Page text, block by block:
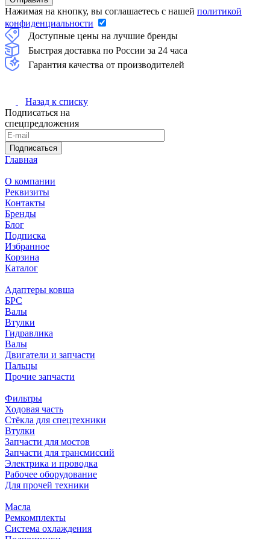
Нажимая на кнопку, вы соглашаетесь с нашей политикой
конфиденциальности
Доступные цены на лучшие бренды
Быстрая доставка по России за 24 часа
Гарантия качества от производителей
Назад к списку
Подписаться на
спецпредложения
Подписаться
Главная
О компании
Реквизиты
Контакты
Бренды
Блог
Подписка
Избранное
Корзина
Каталог
Адаптеры ковша
БРС
Валы
Втулки
Гидравлика
Валы
Двигатели и запчасти
Пальцы
Прочие запчасти
Фильтры
Ходовая часть
Стёкла для спецтехники
Втулки
Запчасти для мостов
Запчасти для трансмиссий
Электрика и проводка
Рабочее оборудование
Для прочей техники
Масла
Ремкомплекты
Система охлаждения